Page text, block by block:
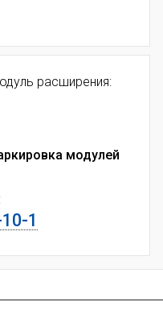
расширения:
модулей
1